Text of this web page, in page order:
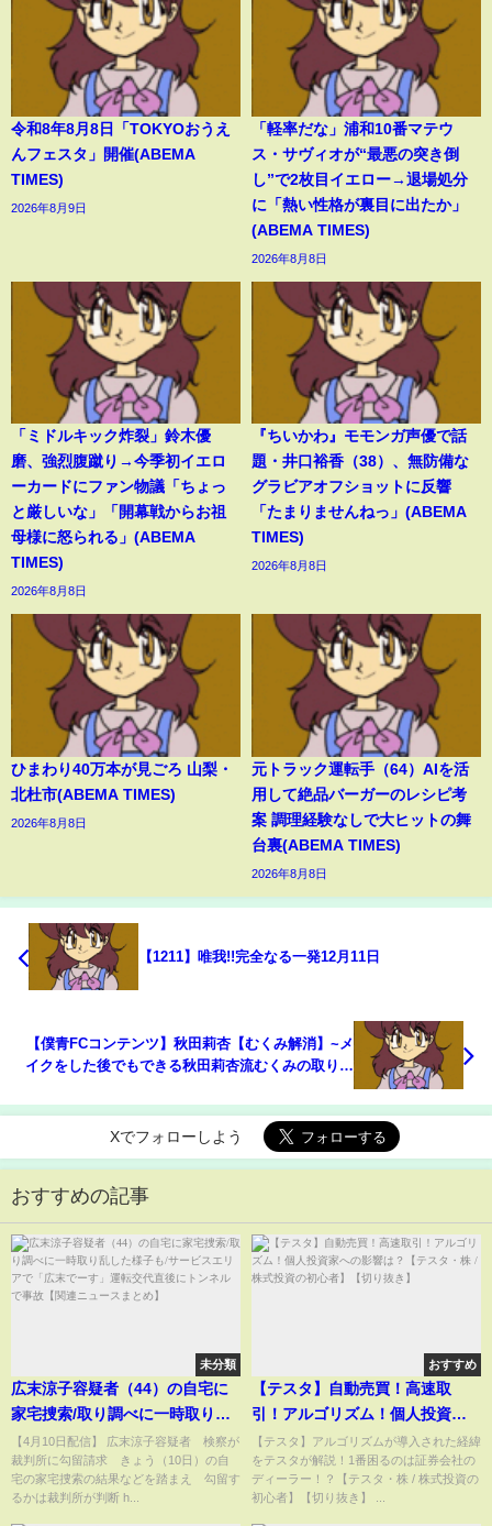
令和8年8月8日「TOKYOおうえ
んフェスタ」開催(ABEMA
TIMES)
2026年8月9日
「軽率だな」浦和10番マテウ
ス・サヴィオが“最悪の突き倒
し”で2枚目イエロー→退場処分
に「熱い性格が裏目に出たか」
(ABEMA TIMES)
2026年8月8日
「ミドルキック炸裂」鈴木優
磨、強烈腹蹴り→今季初イエロ
ーカードにファン物議「ちょっ
と厳しいな」「開幕戦からお祖
母様に怒られる」(ABEMA
TIMES)
2026年8月8日
『ちいかわ』モモンガ声優で話
題・井口裕香（38）、無防備な
グラビアオフショットに反響
「たまりませんねっ」(ABEMA
TIMES)
2026年8月8日
ひまわり40万本が見ごろ 山梨・
北杜市(ABEMA TIMES)
2026年8月8日
元トラック運転手（64）AIを活
用して絶品バーガーのレシピ考
案 調理経験なしで大ヒットの舞
台裏(ABEMA TIMES)
2026年8月8日
【1211】唯我!!完全なる一発12月11日
【僕青FCコンテンツ】秋田莉杏【むくみ解消】~メ
イクをした後でもできる秋田莉杏流むくみの取り方
Xでフォローしよう
おすすめの記事
未分類
広末涼子容疑者（44）の自宅に
家宅捜索/取り調べに一時取り乱
した様子も/サービスエリアで
「広末でーす」運転交代直後に
トンネルで事故【関連ニュース
【4月10日配信】 広末涼子容疑者 検察が
裁判所に勾留請求 きょう（10日）の自
宅の家宅捜索の結果などを踏まえ 勾留す
るかは裁判所が判断 h...
おすすめ
【テスタ】自動売買！高速取
引！アルゴリズム！個人投資家
への影響は？【テスタ・株 / 株式
投資の初心者】【切り抜き】
【テスタ】アルゴリズムが導入された経緯
をテスタが解説！1番困るのは証券会社の
ディーラー！？【テスタ・株 / 株式投資の
初心者】【切り抜き】 ...